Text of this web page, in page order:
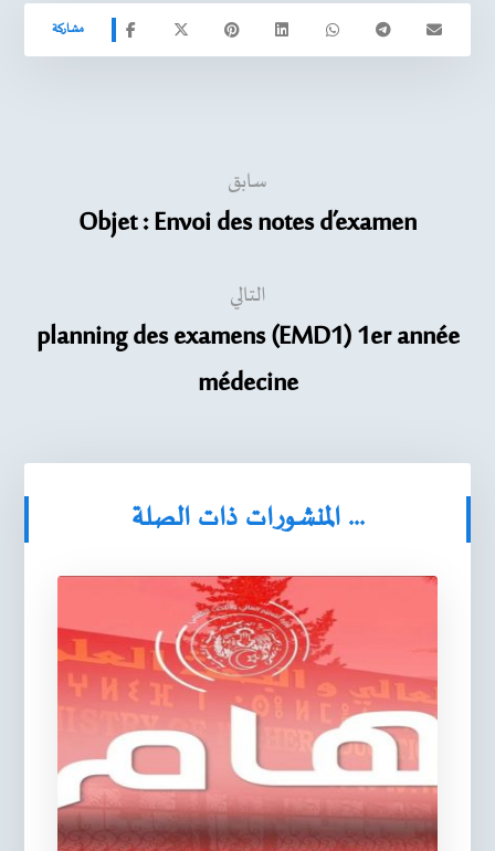
سابق
Objet : Envoi des notes d’examen
التالي
planning des examens (EMD1) 1er année
médecine
المنشورات ذات الصلة ...